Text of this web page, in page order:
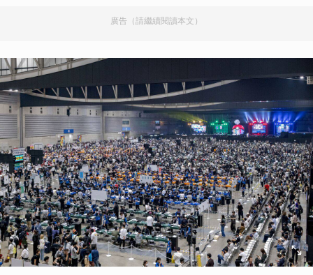
廣告（請繼續閱讀本文）